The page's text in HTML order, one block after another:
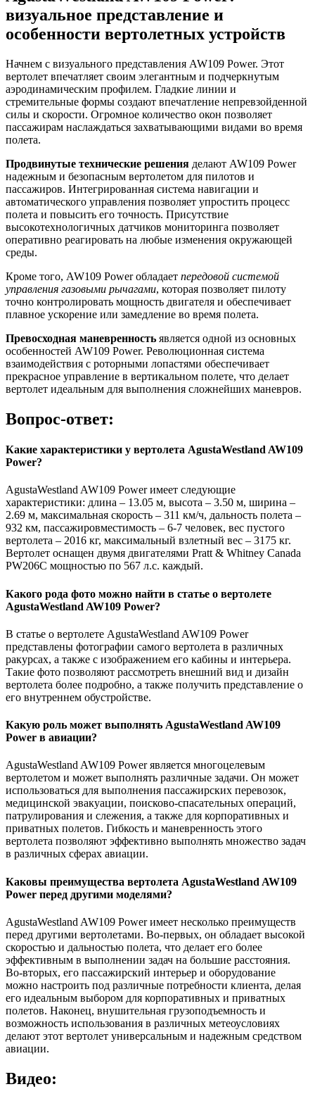
визуальное представление и
особенности вертолетных устройств
Начнем с визуального представления AW109 Power. Этот
вертолет впечатляет своим элегантным и подчеркнутым
аэродинамическим профилем. Гладкие линии и
стремительные формы создают впечатление непревзойденной
силы и скорости. Огромное количество окон позволяет
пассажирам наслаждаться захватывающими видами во время
полета.
Продвинутые технические решения делают AW109 Power
надежным и безопасным вертолетом для пилотов и
пассажиров. Интегрированная система навигации и
автоматического управления позволяет упростить процесс
полета и повысить его точность. Присутствие
высокотехнологичных датчиков мониторинга позволяет
оперативно реагировать на любые изменения окружающей
среды.
Кроме того, AW109 Power обладает передовой системой
управления газовыми рычагами, которая позволяет пилоту
точно контролировать мощность двигателя и обеспечивает
плавное ускорение или замедление во время полета.
Превосходная маневренность является одной из основных
особенностей AW109 Power. Революционная система
взаимодействия с роторными лопастями обеспечивает
прекрасное управление в вертикальном полете, что делает
вертолет идеальным для выполнения сложнейших маневров.
Вопрос-ответ:
Какие характеристики у вертолета AgustaWestland AW109
Power?
AgustaWestland AW109 Power имеет следующие
характеристики: длина – 13.05 м, высота – 3.50 м, ширина –
2.69 м, максимальная скорость – 311 км/ч, дальность полета –
932 км, пассажировместимость – 6-7 человек, вес пустого
вертолета – 2016 кг, максимальный взлетный вес – 3175 кг.
Вертолет оснащен двумя двигателями Pratt & Whitney Canada
PW206C мощностью по 567 л.с. каждый.
Какого рода фото можно найти в статье о вертолете
AgustaWestland AW109 Power?
В статье о вертолете AgustaWestland AW109 Power
представлены фотографии самого вертолета в различных
ракурсах, а также с изображением его кабины и интерьера.
Такие фото позволяют рассмотреть внешний вид и дизайн
вертолета более подробно, а также получить представление о
его внутреннем обустройстве.
Какую роль может выполнять AgustaWestland AW109
Power в авиации?
AgustaWestland AW109 Power является многоцелевым
вертолетом и может выполнять различные задачи. Он может
использоваться для выполнения пассажирских перевозок,
медицинской эвакуации, поисково-спасательных операций,
патрулирования и слежения, а также для корпоративных и
приватных полетов. Гибкость и маневренность этого
вертолета позволяют эффективно выполнять множество задач
в различных сферах авиации.
Каковы преимущества вертолета AgustaWestland AW109
Power перед другими моделями?
AgustaWestland AW109 Power имеет несколько преимуществ
перед другими вертолетами. Во-первых, он обладает высокой
скоростью и дальностью полета, что делает его более
эффективным в выполнении задач на большие расстояния.
Во-вторых, его пассажирский интерьер и оборудование
можно настроить под различные потребности клиента, делая
его идеальным выбором для корпоративных и приватных
полетов. Наконец, внушительная грузоподъемность и
возможность использования в различных метеоусловиях
делают этот вертолет универсальным и надежным средством
авиации.
Видео: